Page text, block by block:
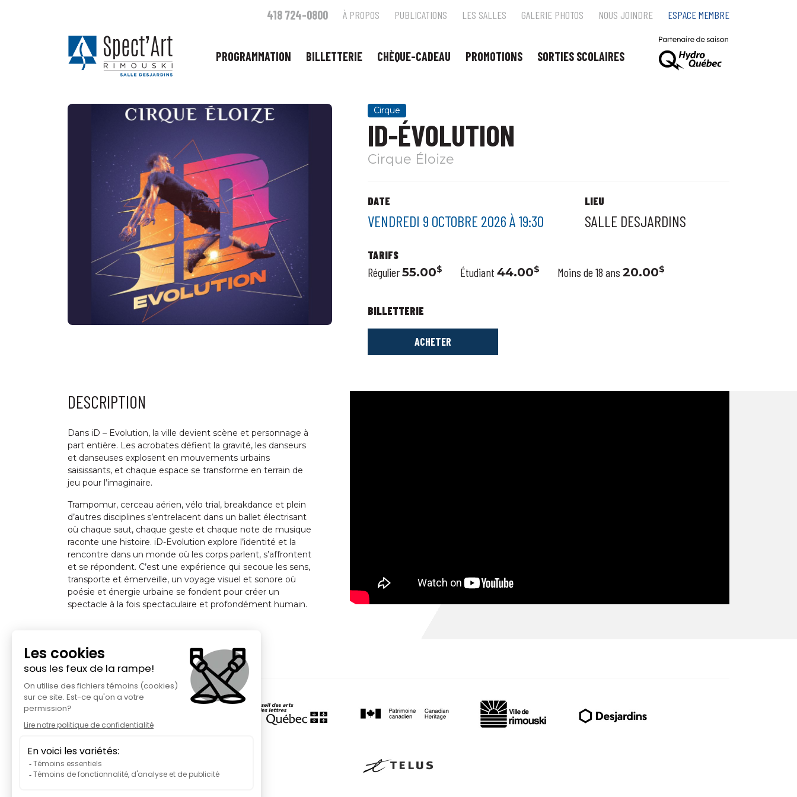
418 724-0800 À PROPOS PUBLICATIONS LES SALLES GALERIE PHOTOS NOUS JOINDRE ESPACE MEMBRE
PROGRAMMATION BILLETTERIE CHÈQUE-CADEAU PROMOTIONS SORTIES SCOLAIRES
Cirque
ID-ÉVOLUTION
Cirque Éloize
DATE
VENDREDI 9 OCTOBRE 2026 À 19:30
LIEU
SALLE DESJARDINS
TARIFS
Régulier55.00$ Étudiant 44.00$ Moins de 18 ans 20.00$
BILLETTERIE
ACHETER
DESCRIPTION
Dans iD – Evolution, la ville devient scène et personnage à
part entière. Les acrobates défient la gravité, les danseurs
et danseuses explosent en mouvements urbains
saisissants, et chaque espace se transforme en terrain de
jeu pour l’imaginaire.
Trampomur, cerceau aérien, vélo trial, breakdance et plein
d’autres disciplines s’entrelacent dans un ballet électrisant
où chaque saut, chaque geste et chaque note de musique
raconte une histoire. iD-Evolution explore l’identité et la
rencontre dans un monde où les corps parlent, s’affrontent
et se répondent. C’est une expérience qui secoue les sens,
transporte et émerveille, un voyage visuel et sonore où
poésie et énergie urbaine se fondent pour créer un
spectacle à la fois spectaculaire et profondément humain.